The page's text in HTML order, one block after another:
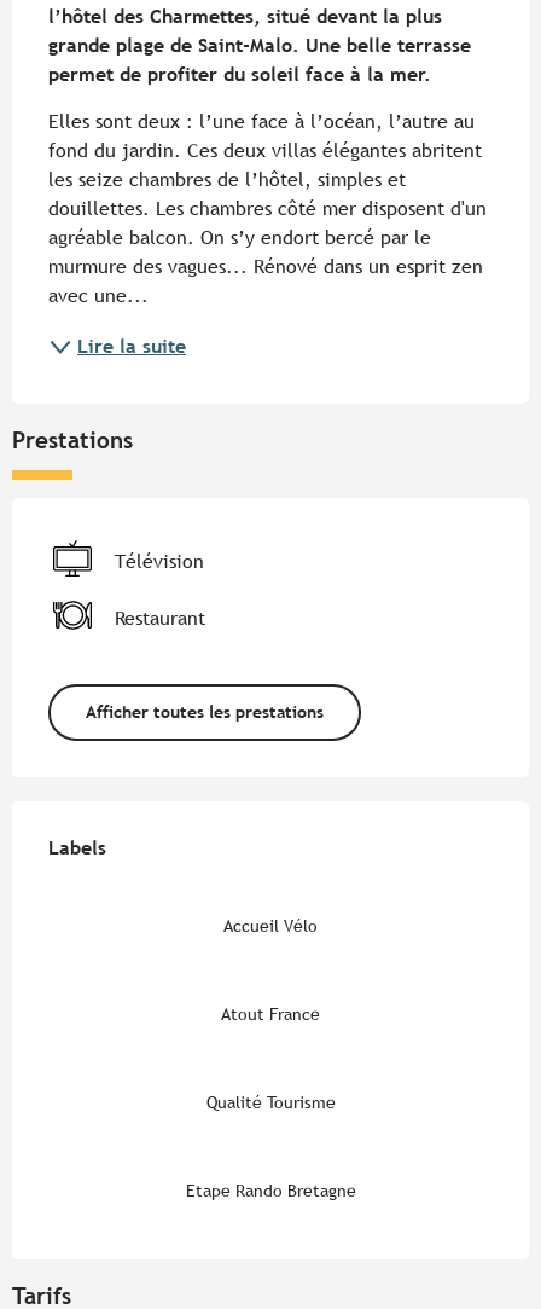
l’hôtel des Charmettes, situé devant la plus
grande plage de Saint-Malo. Une belle terrasse
permet de profiter du soleil face à la mer.
Elles sont deux : l’une face à l’océan, l’autre au
fond du jardin. Ces deux villas élégantes abritent
les seize chambres de l’hôtel, simples et
douillettes. Les chambres côté mer disposent d'un
agréable balcon. On s’y endort bercé par le
murmure des vagues... Rénové dans un esprit zen
avec une...
Lire la suite
Prestations
Télévision
Restaurant
Afficher toutes les prestations
Labels
Labels
Accueil Vélo
Atout France
Qualité Tourisme
Etape Rando Bretagne
Tarifs